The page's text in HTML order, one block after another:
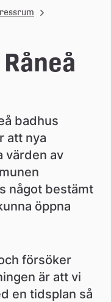
badhus
att nya
värden av
något bestämt
öppna
försöker
är att vi
en tidsplan så